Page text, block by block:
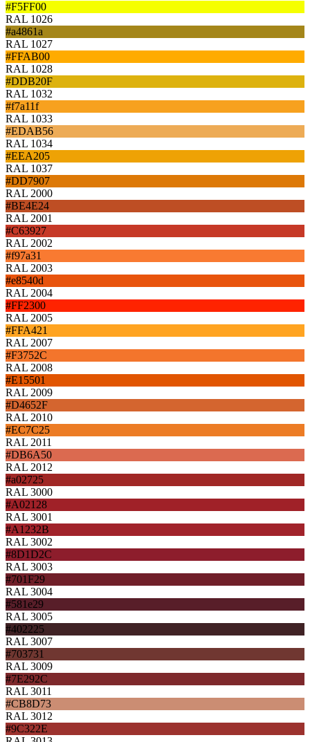
#F5FF00
RAL 1026
#a4861a
RAL 1027
#FFAB00
RAL 1028
#DDB20F
RAL 1032
#f7a11f
RAL 1033
#EDAB56
RAL 1034
#EEA205
RAL 1037
#DD7907
RAL 2000
#BE4E24
RAL 2001
#C63927
RAL 2002
#f97a31
RAL 2003
#e8540d
RAL 2004
#FF2300
RAL 2005
#FFA421
RAL 2007
#F3752C
RAL 2008
#E15501
RAL 2009
#D4652F
RAL 2010
#EC7C25
RAL 2011
#DB6A50
RAL 2012
#a02725
RAL 3000
#A02128
RAL 3001
#A1232B
RAL 3002
#8D1D2C
RAL 3003
#701F29
RAL 3004
#581e29
RAL 3005
#402225
RAL 3007
#703731
RAL 3009
#7E292C
RAL 3011
#CB8D73
RAL 3012
#9C322E